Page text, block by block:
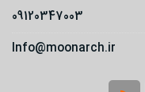
09120347003
Info@moonarch.ir